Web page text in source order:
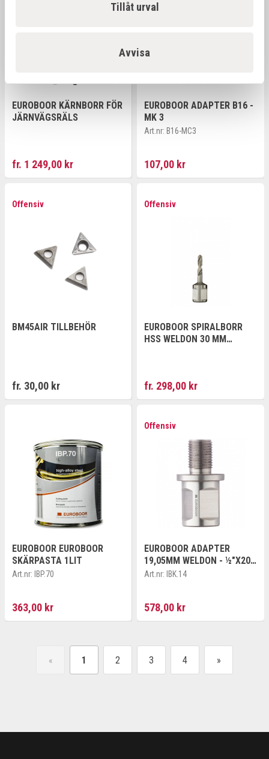
Tillåt urval
Avvisa
EUROBOOR KÄRNBORR FÖR
JÄRNVÄGSRÄLS
fr. 1 249,00 kr
EUROBOOR ADAPTER B16 -
MK 3
Art.nr: B16-MC3
107,00 kr
Offensiv
BM45AIR TILLBEHÖR
fr. 30,00 kr
Offensiv
EUROBOOR SPIRALBORR
HSS WELDON 30 MM
fr. 298,00 kr
EUROBOOR EUROBOOR
SKÄRPASTA 1LIT
Art.nr: IBP.70
363,00 kr
Offensiv
EUROBOOR ADAPTER
19,05MM WELDON - ½"X20
UNF
Art.nr: IBK.14
578,00 kr
« 1 2 3 4 »